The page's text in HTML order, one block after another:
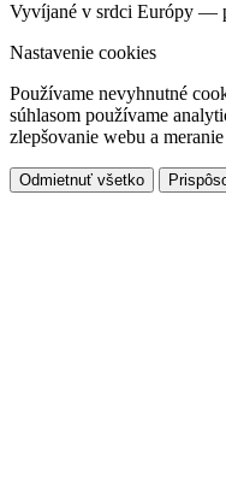
Vyvíjané v srdci Európy —
Nastavenie cookies
Používame nevyhnutné
súhlasom používame
zlepšovanie webu a
Odmietnuť všetko